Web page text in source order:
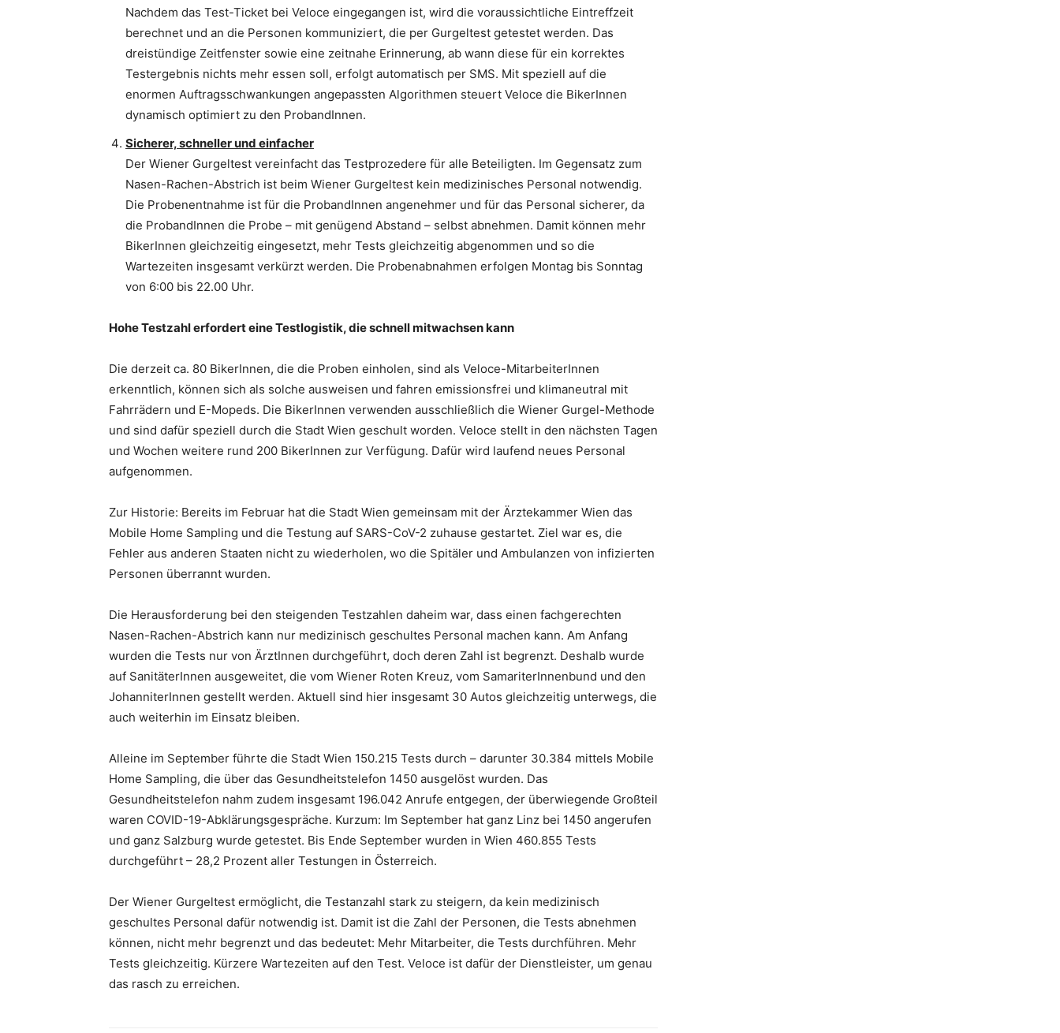
Nachdem das Test-Ticket bei Veloce eingegangen ist, wird die voraussichtliche Eintreffzeit
berechnet und an die Personen kommuniziert, die per Gurgeltest getestet werden. Das
dreistündige Zeitfenster sowie eine zeitnahe Erinnerung, ab wann diese für ein korrektes
Testergebnis nichts mehr essen soll, erfolgt automatisch per SMS. Mit speziell auf die
enormen Auftragsschwankungen angepassten Algorithmen steuert Veloce die BikerInnen
dynamisch optimiert zu den ProbandInnen.
Sicherer, schneller und einfacher
Der Wiener Gurgeltest vereinfacht das Testprozedere für alle Beteiligten. Im Gegensatz zum
Nasen-Rachen-Abstrich ist beim Wiener Gurgeltest kein medizinisches Personal notwendig.
Die Probenentnahme ist für die ProbandInnen angenehmer und für das Personal sicherer, da
die ProbandInnen die Probe – mit genügend Abstand – selbst abnehmen. Damit können mehr
BikerInnen gleichzeitig eingesetzt, mehr Tests gleichzeitig abgenommen und so die
Wartezeiten insgesamt verkürzt werden. Die Probenabnahmen erfolgen Montag bis Sonntag
von 6:00 bis 22.00 Uhr.
Hohe Testzahl erfordert eine Testlogistik, die schnell mitwachsen kann
Die derzeit ca. 80 BikerInnen, die die Proben einholen, sind als Veloce-MitarbeiterInnen
erkenntlich, können sich als solche ausweisen und fahren emissionsfrei und klimaneutral mit
Fahrrädern und E-Mopeds. Die BikerInnen verwenden ausschließlich die Wiener Gurgel-Methode
und sind dafür speziell durch die Stadt Wien geschult worden. Veloce stellt in den nächsten Tagen
und Wochen weitere rund 200 BikerInnen zur Verfügung. Dafür wird laufend neues Personal
aufgenommen.
Zur Historie: Bereits im Februar hat die Stadt Wien gemeinsam mit der Ärztekammer Wien das
Mobile Home Sampling und die Testung auf SARS-CoV-2 zuhause gestartet. Ziel war es, die
Fehler aus anderen Staaten nicht zu wiederholen, wo die Spitäler und Ambulanzen von infizierten
Personen überrannt wurden.
Die Herausforderung bei den steigenden Testzahlen daheim war, dass einen fachgerechten
Nasen-Rachen-Abstrich kann nur medizinisch geschultes Personal machen kann. Am Anfang
wurden die Tests nur von ÄrztInnen durchgeführt, doch deren Zahl ist begrenzt. Deshalb wurde
auf SanitäterInnen ausgeweitet, die vom Wiener Roten Kreuz, vom SamariterInnenbund und den
JohanniterInnen gestellt werden. Aktuell sind hier insgesamt 30 Autos gleichzeitig unterwegs, die
auch weiterhin im Einsatz bleiben.
Alleine im September führte die Stadt Wien 150.215 Tests durch – darunter 30.384 mittels Mobile
Home Sampling, die über das Gesundheitstelefon 1450 ausgelöst wurden. Das
Gesundheitstelefon nahm zudem insgesamt 196.042 Anrufe entgegen, der überwiegende Großteil
waren COVID-19-Abklärungsgespräche. Kurzum: Im September hat ganz Linz bei 1450 angerufen
und ganz Salzburg wurde getestet. Bis Ende September wurden in Wien 460.855 Tests
durchgeführt – 28,2 Prozent aller Testungen in Österreich.
Der Wiener Gurgeltest ermöglicht, die Testanzahl stark zu steigern, da kein medizinisch
geschultes Personal dafür notwendig ist. Damit ist die Zahl der Personen, die Tests abnehmen
können, nicht mehr begrenzt und das bedeutet: Mehr Mitarbeiter, die Tests durchführen. Mehr
Tests gleichzeitig. Kürzere Wartezeiten auf den Test. Veloce ist dafür der Dienstleister, um genau
das rasch zu erreichen.